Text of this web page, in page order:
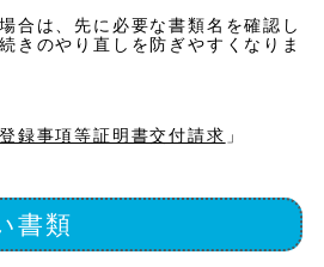
合は、先に必要な書類名を確認し
きのやり直しを防ぎやすくなりま
登録事項等証明書交付請求 」
書類